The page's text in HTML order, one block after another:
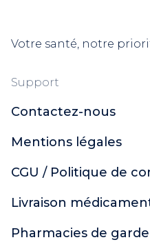
Votre santé, notre
Support
Contactez-nous
Mentions légales
CGU / Politique de
Livraison
Pharmacies de garde